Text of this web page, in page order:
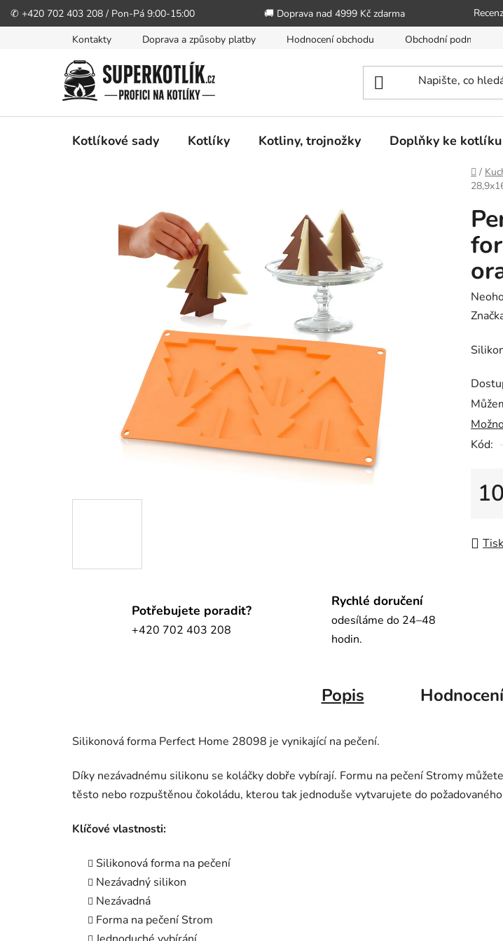
✆ +420 702 403 208 / Pon-Pá 9:00-15:00 🚚 Doprava nad 4999 Kč zdarma
Kontakty Doprava a způsoby platby Hodnocení obchodu Obchodní podmínky
Kotlíkové sady Kotlíky Kotliny, trojnožky Doplňky ke kotlíku
Domů
/
je
z
5
Kód:
Tisk
Potřebujete poradit?
+420 702 403 208
Rychlé doručení
odesíláme do 24–48
hodin.
Popis Hodnocení
Silikonová forma Perfect Home 28098 je vynikající na pečení.
Díky nezávadnému silikonu se koláčky dobře vybírají. Formu na pečení Stromy
těsto nebo rozpuštěnou čokoládu, kterou tak jednoduše vytvarujete do
Klíčové vlastnosti:
Silikonová forma na pečení
Nezávadný silikon
Nezávadná
Forma na pečení Strom